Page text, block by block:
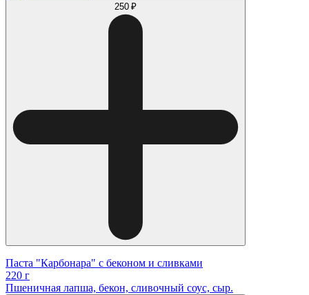
250 ₽
Паста "Карбонара" с беконом и сливками
220 г
Пшеничная лапша, бекон, сливочный соус, сыр.